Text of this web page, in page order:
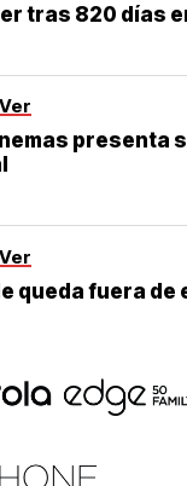
tras 820 días
presenta
queda fuera de